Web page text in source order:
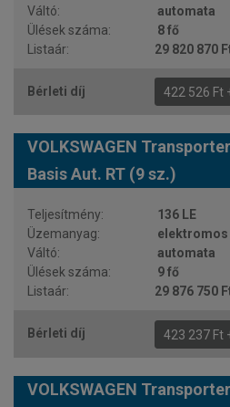
automata
8 fő
29 820 870
422 526 Ft
VOLKSWAGEN
Basis Aut. RT (9 sz.)
136 LE
elektromos
automata
9 fő
29 876 750
423 237 Ft
VOLKSWAGEN